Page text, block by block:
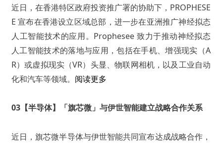
近日，在香港特区政府投资推广署的协助下，PROPHESE
E 宣布在香港设立区域总部，进一步在亚洲推广神经拟态
人工智能技术的应用。Prophesee 致力于推动神经拟态
人工智能技术的落地与应用，包括在手机、增强现实（A
R）或虚拟现实（VR）头显、物联网相机，以及工业自动
化和汽车等领域。 阅读更多
03【半导体】「旗芯微」与伊世智能建立战略合作关系
近日，旗芯微半导体与伊世智能共同宣布达成战略合作，